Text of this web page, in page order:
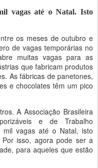
vagas até o Natal. Isto
os meses de outubro e
de vagas temporárias no
muitas vagas para as
que fabricam produtos
As fábricas de panetones,
e chocolates têm um pico
A Associação Brasileira
e de Trabalho
vagas até o Natal, isto
isso, agora pode ser a
para aqueles que estão